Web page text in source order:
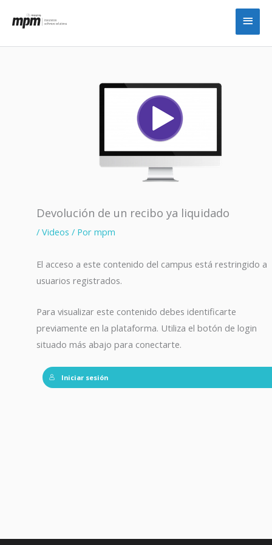
Devolución de un recibo ya liquidado
/ Videos / Por mpm
El acceso a este contenido del campus está restringido a
usuarios registrados.
Para visualizar este contenido debes identificarte
previamente en la plataforma. Utiliza el botón de login
situado más abajo para conectarte.
Iniciar sesión